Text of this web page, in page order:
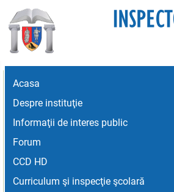
Acasa
Despre instituţie
Informaţii de interes public
Forum
CCD HD
Curriculum şi inspecţie şcolară